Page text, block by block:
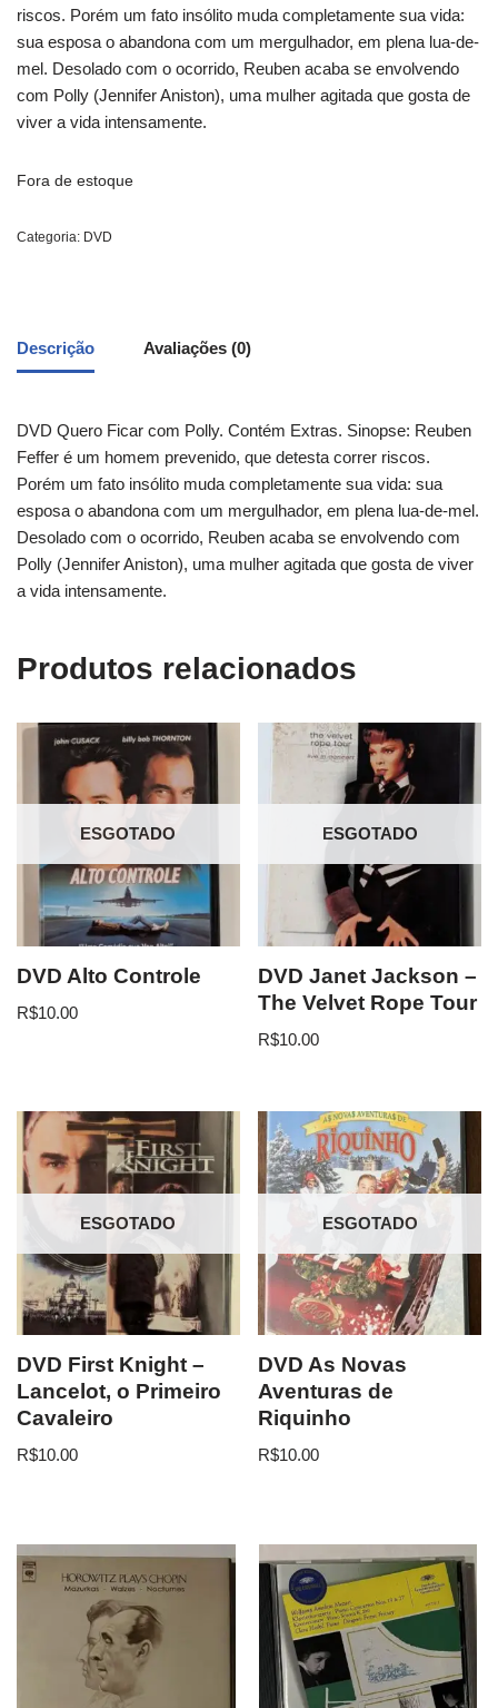
riscos. Porém um fato insólito muda completamente sua vida:
sua esposa o abandona com um mergulhador, em plena lua-de-
mel. Desolado com o ocorrido, Reuben acaba se envolvendo
com Polly (Jennifer Aniston), uma mulher agitada que gosta de
viver a vida intensamente.
Fora de estoque
Categoria: DVD
Descrição Avaliações (0)
DVD Quero Ficar com Polly. Contém Extras. Sinopse: Reuben
Feffer é um homem prevenido, que detesta correr riscos.
Porém um fato insólito muda completamente sua vida: sua
esposa o abandona com um mergulhador, em plena lua-de-mel.
Desolado com o ocorrido, Reuben acaba se envolvendo com
Polly (Jennifer Aniston), uma mulher agitada que gosta de viver
a vida intensamente.
Produtos relacionados
ESGOTADO
DVD Alto Controle
R$10.00
ESGOTADO
DVD Janet Jackson –
The Velvet Rope Tour
R$10.00
ESGOTADO
DVD First Knight –
Lancelot, o Primeiro
Cavaleiro
R$10.00
ESGOTADO
DVD As Novas
Aventuras de
Riquinho
R$10.00